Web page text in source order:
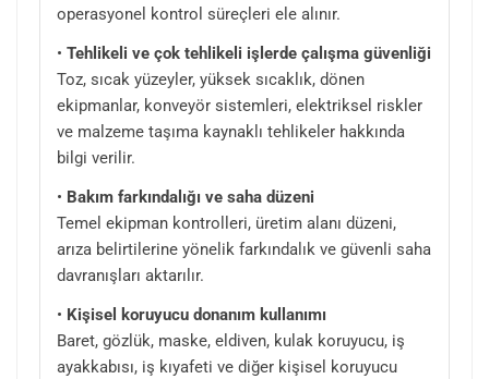
operasyonel kontrol süreçleri ele alınır.
• Tehlikeli ve çok tehlikeli işlerde çalışma güvenliği
Toz, sıcak yüzeyler, yüksek sıcaklık, dönen
ekipmanlar, konveyör sistemleri, elektriksel riskler
ve malzeme taşıma kaynaklı tehlikeler hakkında
bilgi verilir.
• Bakım farkındalığı ve saha düzeni
Temel ekipman kontrolleri, üretim alanı düzeni,
arıza belirtilerine yönelik farkındalık ve güvenli saha
davranışları aktarılır.
• Kişisel koruyucu donanım kullanımı
Baret, gözlük, maske, eldiven, kulak koruyucu, iş
ayakkabısı, iş kıyafeti ve diğer kişisel koruyucu